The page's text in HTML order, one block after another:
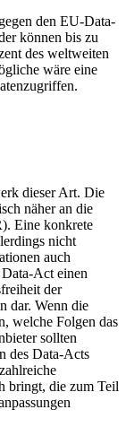
den EU-Data-
können bis zu
des weltweiten
wäre eine
dieser Art. Die
näher an die
Eine konkrete
nicht
auch
Act einen
der
dar. Wenn die
welche Folgen das
sollten
des Data-Acts
bringt, die zum Teil